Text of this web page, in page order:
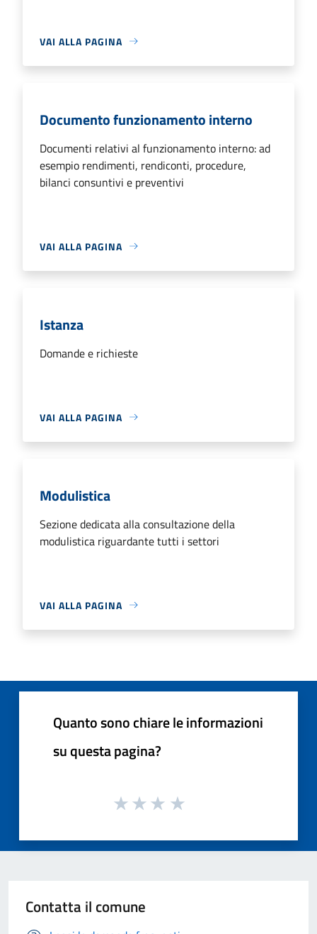
VAI ALLA PAGINA
Documento funzionamento interno
Documenti relativi al funzionamento interno: ad
esempio rendimenti, rendiconti, procedure,
bilanci consuntivi e preventivi
VAI ALLA PAGINA
Istanza
Domande e richieste
VAI ALLA PAGINA
Modulistica
Sezione dedicata alla consultazione della
modulistica riguardante tutti i settori
VAI ALLA PAGINA
Quanto sono chiare le informazioni
su questa pagina?
Contatta il comune